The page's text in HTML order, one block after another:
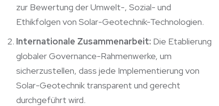
zur Bewertung der Umwelt-, Sozial- und
Ethikfolgen von Solar-Geotechnik-Technologien.
Internationale Zusammenarbeit: Die Etablierung
globaler Governance-Rahmenwerke, um
sicherzustellen, dass jede Implementierung von
Solar-Geotechnik transparent und gerecht
durchgeführt wird.